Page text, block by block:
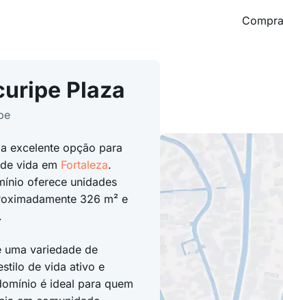
Plaza
excelente opção para
vida em Fortaleza.
oferece unidades
326 m² e
variedade de
de vida ativo e
é ideal para quem